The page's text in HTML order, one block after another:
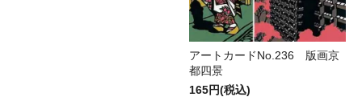
アートカードNo.236 版画京
都四景
165円(税込)